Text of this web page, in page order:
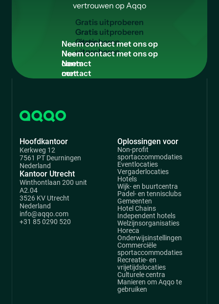
vertrouwen op Aqqo
Gratisuitproberen
Gratis
uitproberen
Neemcontactmetonsop
Neem
contact
met
Hoofdkantoor
Kerkweg 12
7561 PT Deurningen
Nederland
Kantoor Utrecht
Winthontlaan 200 unit
A2.04
3526 KV Utrecht
Nederland
info@aqqo.com
+31 85 0290 520
Oplossingen voor
Non-profit
sportaccommodaties
Eventlocaties
Vergaderlocaties
Hotels
Wijk- en buurtcentra
Padel- en tennisclubs
Gemeenten
Hotel Chains
Independent hotels
Welzijnsorganisaties
Horeca
Onderwijsinstellingen
Commerciële
sportaccommodaties
Recreatie- en
vrijetijdslocaties
Culturele centra
Manieren om Aqqo te
gebruiken